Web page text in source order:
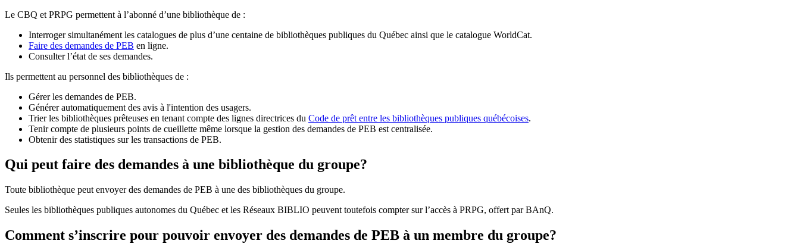
Le CBQ et PRPG permettent à l’abonné d’une bibliothèque de :
Interroger simultanément les catalogues de plus d’une centaine de bibliothèques publiques du Québec ainsi que le catalogue WorldCat.
Faire des demandes de PEB en ligne.
Consulter l’état de ses demandes.
Ils permettent au personnel des bibliothèques de :
Gérer les demandes de PEB.
Générer automatiquement des avis à l'intention des usagers.
Trier les bibliothèques prêteuses en tenant compte des lignes directrices du Code de prêt entre les bibliothèques publiques québécoises.
Tenir compte de plusieurs points de cueillette même lorsque la gestion des demandes de PEB est centralisée.
Obtenir des statistiques sur les transactions de PEB.
Qui peut faire des demandes à une bibliothèque du groupe?
Toute bibliothèque peut envoyer des demandes de PEB à une des bibliothèques du groupe.
Seules les bibliothèques publiques autonomes du Québec et les Réseaux BIBLIO peuvent toutefois compter sur l’accès à PRPG, offert par BAnQ.
Comment s’inscrire pour pouvoir envoyer des demandes de PEB à un membre du groupe?